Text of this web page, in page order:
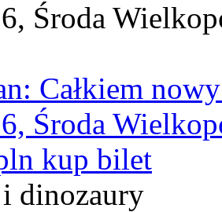
Środa
Całkiem
Środa
kup bilet
dinozaury